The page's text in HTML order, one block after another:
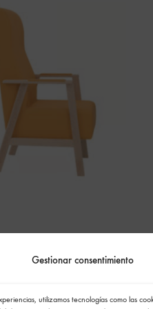
Gestionar consentimiento
utilizamos tecnologías como las